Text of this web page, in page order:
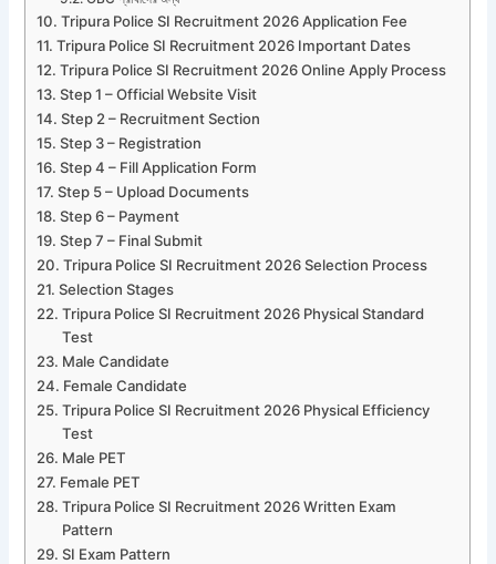
Tripura Police SI Recruitment 2026 Application Fee
Tripura Police SI Recruitment 2026 Important Dates
Tripura Police SI Recruitment 2026 Online Apply Process
Step 1 – Official Website Visit
Step 2 – Recruitment Section
Step 3 – Registration
Step 4 – Fill Application Form
Step 5 – Upload Documents
Step 6 – Payment
Step 7 – Final Submit
Tripura Police SI Recruitment 2026 Selection Process
Selection Stages
Tripura Police SI Recruitment 2026 Physical Standard
Test
Male Candidate
Female Candidate
Tripura Police SI Recruitment 2026 Physical Efficiency
Test
Male PET
Female PET
Tripura Police SI Recruitment 2026 Written Exam
Pattern
SI Exam Pattern